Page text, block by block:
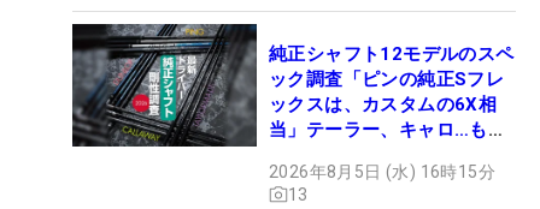
純正シャフト12モデルのスペ
ック調査「ピンの純正Sフレ
ックスは、カスタムの6X相
当」テーラー、キャロ…もチ
2026年8月5日 (水) 16時15分
13